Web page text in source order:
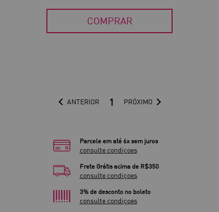
COMPRAR
ANTERIOR 1 PRÓXIMO
Parcele em até 6x sem juros
consulte condiçoes
Frete Grátis acima de R$350
consulte condiçoes
3% de desconto no boleto
consulte condiçoes